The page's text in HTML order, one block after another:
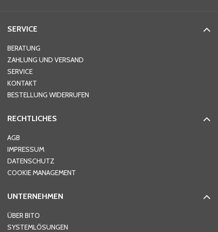
SERVICE
BERATUNG
ZAHLUNG UND VERSAND
SERVICE
KONTAKT
BESTELLUNG WIDERRUFEN
RECHTLICHES
AGB
IMPRESSUM
DATENSCHUTZ
COOKIE MANAGEMENT
UNTERNEHMEN
ÜBER BITO
SYSTEMLÖSUNGEN